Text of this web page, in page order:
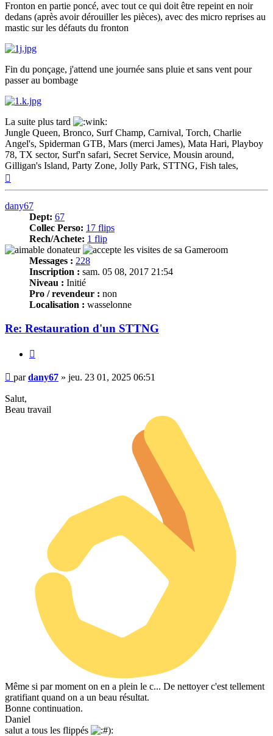
Fronton en partie poncé, avec tout ce qui doit être repeint en noir
dedans (après avoir dérouiller les pièces), avec des micro reprises au
mastic sur les défauts du fronton
Fin du ponçage, j'attend une journée sans pluie et sans vent pour
passer au bombage
La suite plus tard
Jungle Queen, Bronco, Surf Champ, Carnival, Torch, Charlie
Angel's, Spiderman GTB, Mars (merci James), Mata Hari, Playboy
78, TX sector, Surf'n safari, Secret Service, Mousin around,
Gilligan's Island, Party Zone, Jolly Park, STTNG, Fish tales,
dany67
Dept: 67
Collec Perso: 17 flips
Rech/Achete: 1 flip
Messages : 228
Inscription : sam. 05 08, 2017 21:54
Niveau : Initié
Pro / revendeur : non
Localisation : wasselonne
Re: Restauration d'un STTNG
Message
pardany67 » jeu. 23 01, 2025 06:51
Salut,
Beau travail
Même si par moment on en a plein le c... De nettoyer c'est tellement
gratifiant quand on a un beau résultat.
Bonne continuation.
Daniel
salut a tous les flippés